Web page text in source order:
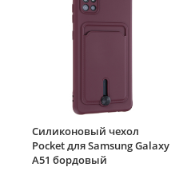
Силиконовый чехол
Pocket для Samsung Galaxy
A51 бордовый